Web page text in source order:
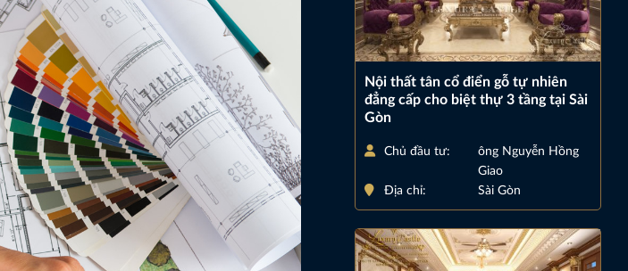
Nội thất tân cổ điển gỗ tự nhiên
đẳng cấp cho biệt thự 3 tầng tại Sài
Gòn
Chủ đầu tư:
ông Nguyễn Hồng
Giao
Địa chỉ:
Sài Gòn